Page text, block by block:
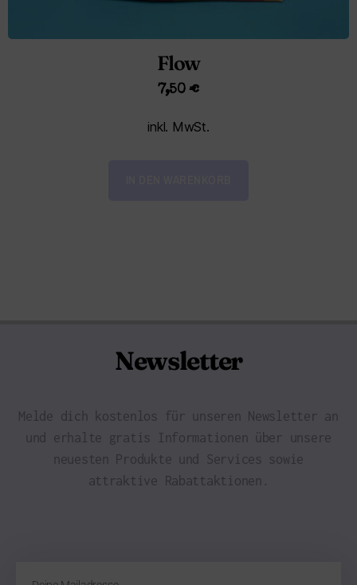
Flow
7,50€
inkl. MwSt.
Newsletter
Melde dich kostenlos für unseren Newsletter an
und erhalte gratis Informationen über unsere
neuesten Produkte und Services sowie
attraktive Rabattaktionen.